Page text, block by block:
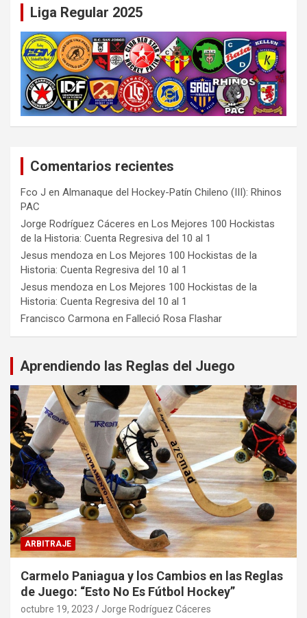
Liga Regular 2025
Comentarios recientes
Fco J en Almanaque del Hockey-Patín Chileno (III): Rhinos
PAC
Jorge Rodríguez Cáceres en Los Mejores 100 Hockistas
de la Historia: Cuenta Regresiva del 10 al 1
Jesus mendoza en Los Mejores 100 Hockistas de la
Historia: Cuenta Regresiva del 10 al 1
Jesus mendoza en Los Mejores 100 Hockistas de la
Historia: Cuenta Regresiva del 10 al 1
Francisco Carmona en Falleció Rosa Flashar
Aprendiendo las Reglas del Juego
ARBITRAJE
Carmelo Paniagua y los Cambios en las Reglas
de Juego: “Esto No Es Fútbol Hockey”
octubre 19, 2023 Jorge Rodríguez Cáceres